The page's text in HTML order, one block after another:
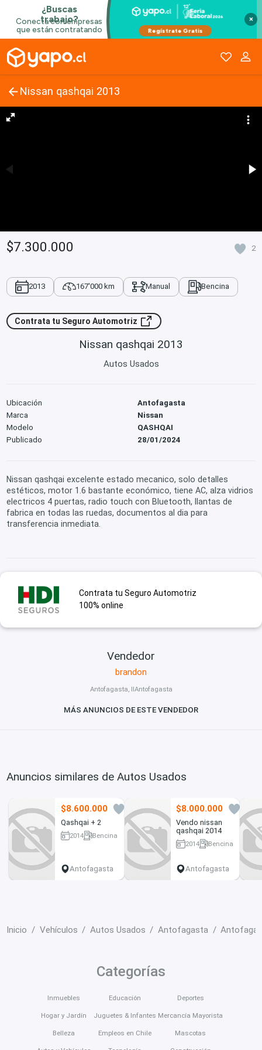
×
Nissan qashqai 2013
$7.300.000 2
2013 167'000 km Manual Bencina
Contrata tu Seguro Automotriz
Nissan qashqai 2013
Autos Usados
Ubicación
Antofagasta
Marca
Nissan
Modelo
QASHQAI
Publicado
28/01/2024
Nissan qashqai excelente estado mecanico, solo detalles
estéticos, motor 1.6 bastante económico, tiene AC, alza vidrios
electricos 4 puertas, radio touch con Bluetooth, llantas de
fabrica en todas las ruedas, documentos al dia para
transferencia inmediata.
Contrata tu Seguro Automotriz
100% online
Vendedor
brandon
Antofagasta, IIAntofagasta
MÁS ANUNCIOS DE ESTE VENDEDOR
Anuncios similares de Autos Usados
$8.600.000
Qashqai + 2
2014
Bencina
Antofagasta
$8.000.000
Vendo nissan
qashqai 2014
2014
Bencina
Antofagasta
Inicio Vehículos Autos Usados Antofagasta
Categorías
Inmuebles
Hogar y Jardín
Belleza
Educación
Juguetes & Infantes
Empleos en Chile
Deportes
Mercancía Mayorista
Mascotas